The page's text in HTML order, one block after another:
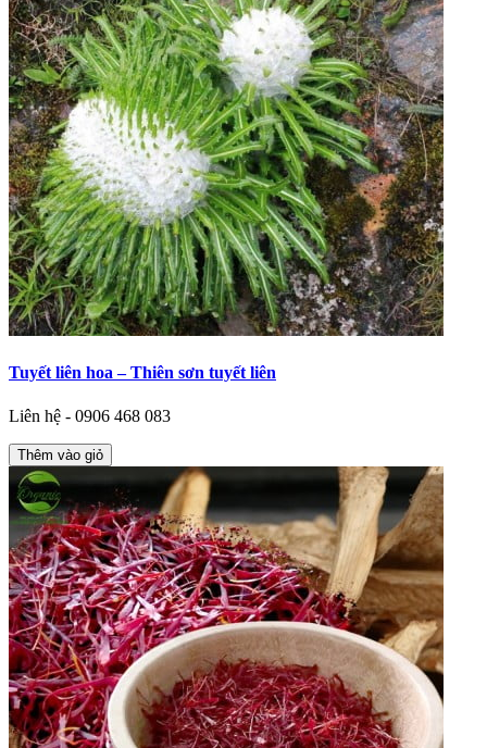
Tuyết liên hoa – Thiên sơn tuyết liên
Liên hệ - 0906 468 083
Thêm vào giỏ